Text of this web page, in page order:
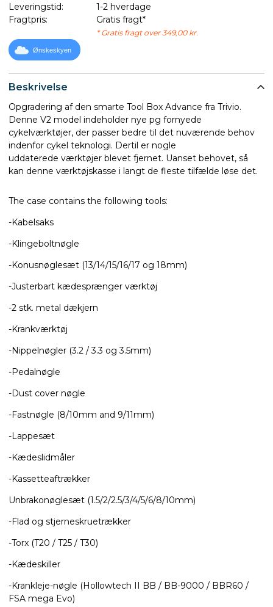
Beskrivelse
Opgradering af den smarte Tool Box Advance fra Trivio.
Denne V2 model indeholder nye pg fornyede
cykelværktøjer, der passer bedre til det nuværende behov
indenfor cykel teknologi. Dertil er nogle
uddaterede værktøjer blevet fjernet. Uanset behovet, så
kan denne værktøjskasse i langt de fleste tilfælde løse det.
The case contains the following tools:
-Kabelsaks
-Klingeboltnøgle
-Konusnøglesæt (13/14/15/16/17 og 18mm)
-Justerbart kædesprænger værktøj
-2 stk. metal dækjern
-Krankværktøj
-Nippelnøgler (3.2 / 3.3 og 3.5mm)
-Pedalnøgle
-Dust cover nøgle
-Fastnøgle (8/10mm and 9/11mm)
-Lappesæt
-Kædeslidmåler
-Kassetteaftrækker
Unbrakonøglesæt (1.5/2/2.5/3/4/5/6/8/10mm)
-Flad og stjerneskruetrækker
-Torx (T20 / T25 / T30)
-Kædeskiller
​​​​​​​-Krankleje-nøgle (Hollowtech II BB / BB-9000 / BBR60 /
FSA mega Evo)
Leveringstid:
1-2 hverdage
Fragtpris:
Gratis fragt*
* Gratis fragt over 349,00 kr.
Ønskeskyen